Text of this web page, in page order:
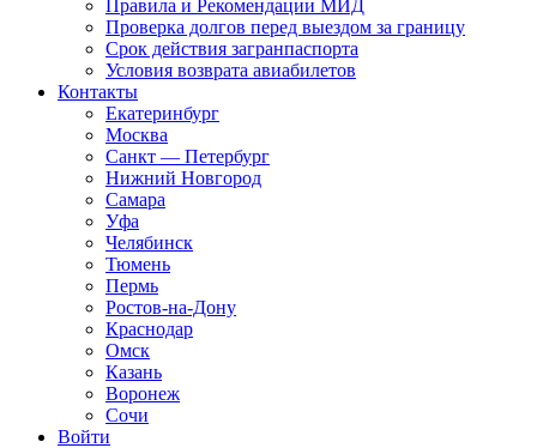
Правила и Рекомендации МИД
Проверка долгов перед выездом за границу
Срок действия загранпаспорта
Условия возврата авиабилетов
Контакты
Екатеринбург
Москва
Санкт — Петербург
Нижний Новгород
Самара
Уфа
Челябинск
Тюмень
Пермь
Ростов-на-Дону
Краснодар
Омск
Казань
Воронеж
Сочи
Войти